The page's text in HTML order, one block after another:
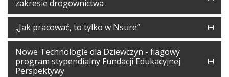
zakresie drogownictwa
„Jak pracować, to tylko w Nsure”
Nowe Technologie dla Dziewczyn - flagowy
program stypendialny Fundacji Edukacyjnej
Perspektywy